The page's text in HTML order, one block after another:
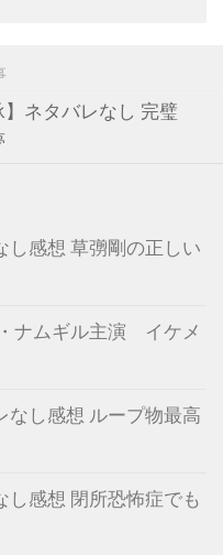
ネタバレなし 完璧
し感想 草彅剛の正しい
ナムギル主演 イケメ
なし感想 ループ物最高
し感想 閉所恐怖症でも